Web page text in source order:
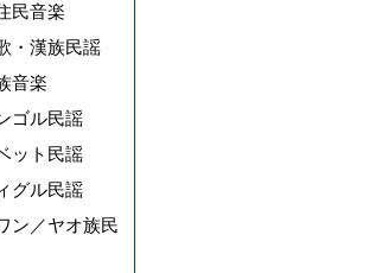
民音楽
・漢族民謡
音楽
ゴル民謡
ット民謡
グル民謡
ン／ヤオ族民